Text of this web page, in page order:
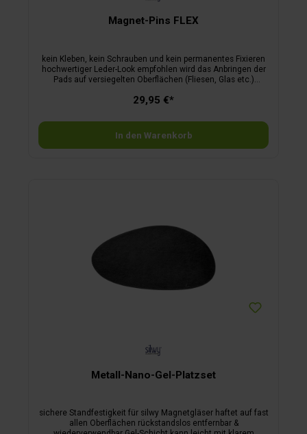
Magnet-Pins FLEX
kein Kleben, kein Schrauben und kein permanentes Fixieren
hochwertiger Leder-Look empfohlen wird das Anbringen der
Pads auf versiegelten Oberflächen (Fliesen, Glas etc.)
Klebekraft Halten bis zu 10 Blatt Papier à 80 g, z. B.
29,95 €*
In den Warenkorb
Metall-Nano-Gel-Platzset
sichere Standfestigkeit für silwy Magnetgläser haftet auf fast
allen Oberflächen rückstandslos entfernbar &